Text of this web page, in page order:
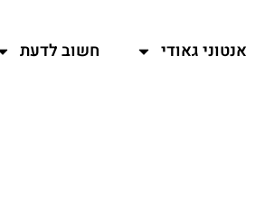
אנטוני גאודי חשוב לדעת